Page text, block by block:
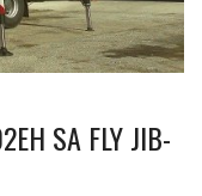
SA FLY JIB-